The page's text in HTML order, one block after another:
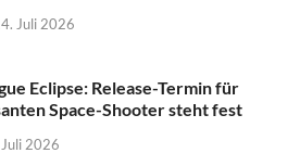
Juli 2026
Eclipse: Release-Termin für
Space-Shooter steht fest
2026